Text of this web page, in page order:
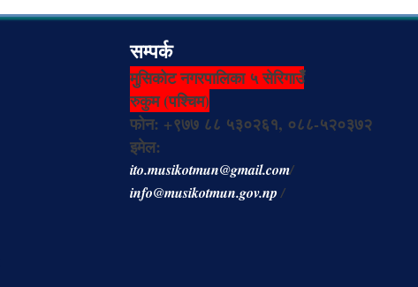
सम्पर्क
मुसिकोट नगरपालिका ५ सेरिगाउँ
रुकुम (पश्चिम)
फोन: +९७७ ८८ ५३०२६१, ०८८-५२०३७२
इमेल:
ito.musikotmun@gmail.com/
info@musikotmun.gov.np/